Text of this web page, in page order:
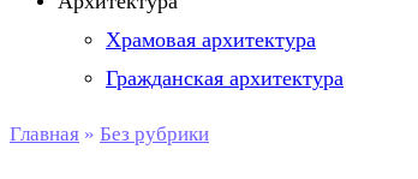
Храмовая архитектура
Гражданская архитектура
Главная » Без рубрики